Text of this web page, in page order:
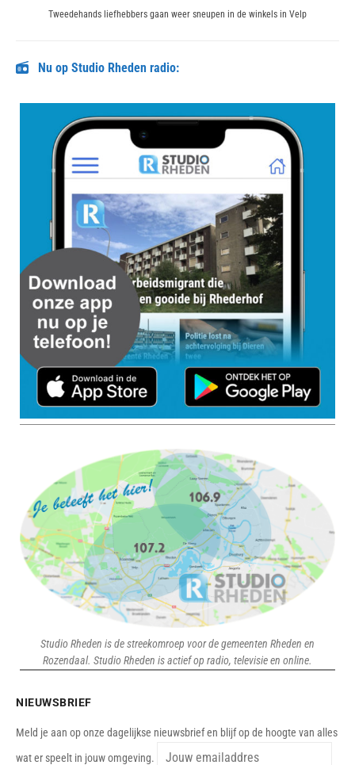
Next
Tweedehands liefhebbers gaan weer sneupen in de winkels in Velp
Nu op Studio Rheden radio:
Studio Rheden is de streekomroep voor de gemeenten Rheden en
Rozendaal. Studio Rheden is actief op radio, televisie en online.
NIEUWSBRIEF
Meld je aan op onze dagelijkse nieuwsbrief en blijf op de hoogte van alles
wat er speelt in jouw omgeving.